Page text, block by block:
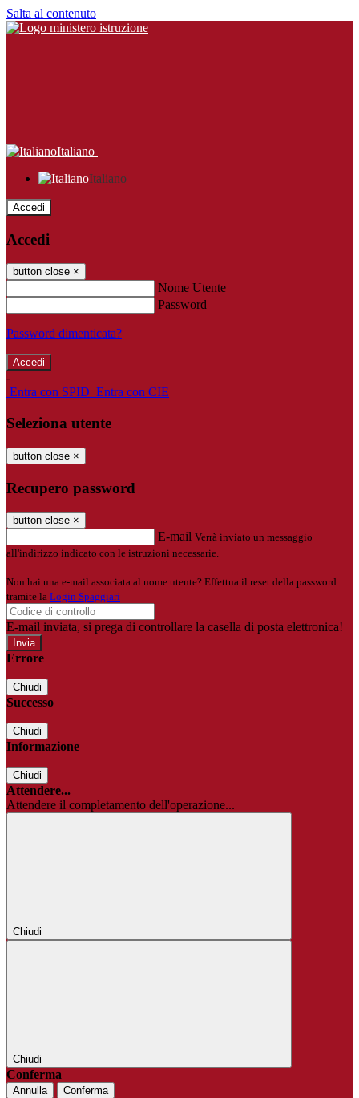
Salta al contenuto
Italiano
Italiano
Accedi
Accedi
button close ×
Nome Utente
Password
Password dimenticata?
-
Entra con SPID Entra con CIE
Seleziona utente
button close ×
Recupero password
button close ×
E-mail Verrà inviato un messaggio
all'indirizzo indicato con le istruzioni necessarie.
Non hai una e-mail associata al nome utente? Effettua il reset della password
tramite la Login Spaggiari
E-mail inviata, si prega di controllare la casella di posta elettronica!
Errore
Chiudi
Successo
Chiudi
Informazione
Chiudi
Attendere...
Attendere il completamento dell'operazione...
Chiudi
Chiudi
Conferma
Annulla Conferma